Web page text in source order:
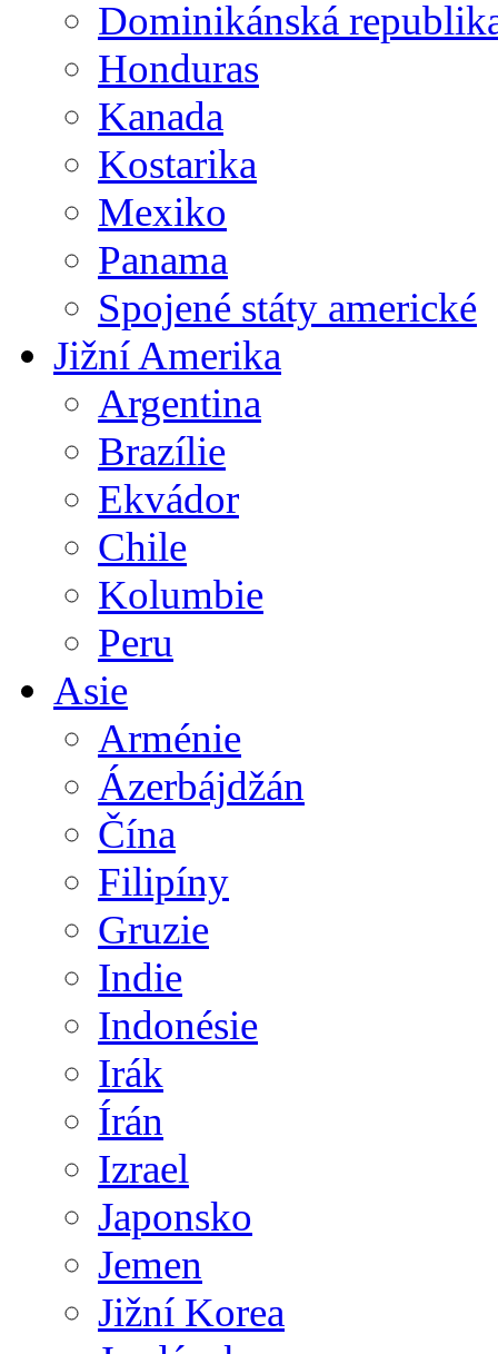
Dominikánská
Honduras
Kanada
Kostarika
Mexiko
Panama
Spojené státy americké
Jižní Amerika
Argentina
Brazílie
Ekvádor
Chile
Kolumbie
Peru
Asie
Arménie
Ázerbájdžán
Čína
Filipíny
Gruzie
Indie
Indonésie
Irák
Írán
Izrael
Japonsko
Jemen
Jižní Korea